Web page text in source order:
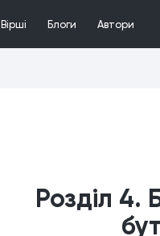
Вірші Блоги Автори
Розділ 4.